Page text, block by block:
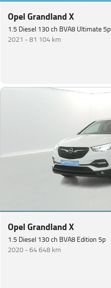
Opel Grandland X
1.5 Diesel 130 ch BVA8 Ultimate 5p
2021 -81 104 km
Opel Grandland X
1.5 Diesel 130 ch BVA8 Edition 5p
2020 -64 648 km